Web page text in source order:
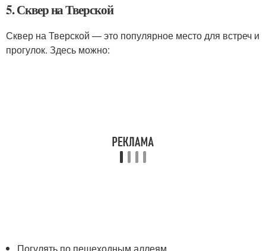
5. Сквер на Тверской
Сквер на Тверской — это популярное место для встреч и
прогулок. Здесь можно: